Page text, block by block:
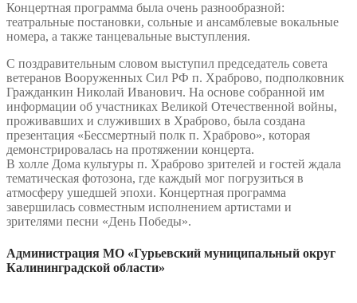
Концертная программа была очень разнообразной:
театральные постановки, сольные и ансамблевые вокальные
номера, а также танцевальные выступления.
С поздравительным словом выступил председатель совета
ветеранов Вооруженных Сил РФ п. Храброво, подполковник
Гражданкин Николай Иванович. На основе собранной им
информации об участниках Великой Отечественной войны,
проживавших и служивших в Храброво, была создана
презентация «Бессмертный полк п. Храброво», которая
демонстрировалась на протяжении концерта.
В холле Дома культуры п. Храброво зрителей и гостей ждала
тематическая фотозона, где каждый мог погрузиться в
атмосферу ушедшей эпохи. Концертная программа
завершилась совместным исполнением артистами и
зрителями песни «День Победы».
Администрация МО «Гурьевский муниципальный округ
Калининградской области»